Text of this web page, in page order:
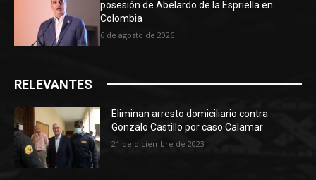
posesión de Abelardo de la Espriella en
Colombia
6 de agosto de 2026
RELEVANTES
Eliminan arresto domiciliario contra
Gonzalo Castillo por caso Calamar
21 de diciembre de 2023